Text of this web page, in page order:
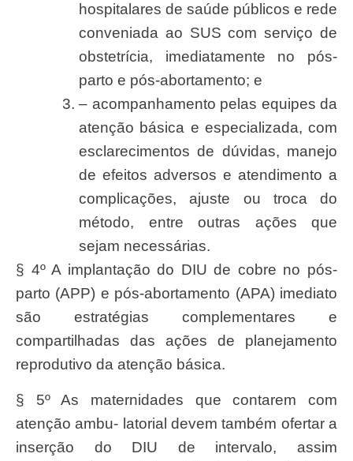
hospitalares de saúde públicos e rede
conveniada ao SUS com serviço de
obstetrícia, imediatamente no pós-
parto e pós-abortamento; e
– acompanhamento pelas equipes da
atenção básica e especializada, com
esclarecimentos de dúvidas, manejo
de efeitos adversos e atendimento a
complicações, ajuste ou troca do
método, entre outras ações que
sejam necessárias.
§ 4º A implanta ção do DIU de cobre no pós-
parto (APP) e pós-abortamento (APA) imediato
são estratégias complementares e
compartilhadas das ações de planejamento
reprodutivo da atenção básica.
§ 5ºAs maternidades que contarem com
atenção ambu- latorial devem também ofertar a
inserção do DIU de intervalo, assim